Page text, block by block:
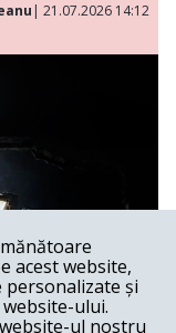
| 21.07.2026 14:12
acest website,
și
ului.
ul nostru